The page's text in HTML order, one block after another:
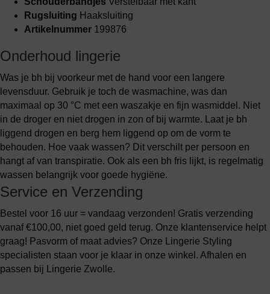
Rugsluiting Haaksluiting
Artikelnummer 199876
Onderhoud lingerie
Was je bh bij voorkeur met de hand voor een langere
levensduur. Gebruik je toch de wasmachine, was dan
maximaal op 30 °C met een waszakje en fijn wasmiddel. Niet
in de droger en niet drogen in zon of bij warmte. Laat je bh
liggend drogen en berg hem liggend op om de vorm te
behouden. Hoe vaak wassen? Dit verschilt per persoon en
hangt af van transpiratie. Ook als een bh fris lijkt, is regelmatig
wassen belangrijk voor goede hygiëne.
Service en Verzending
Bestel voor 16 uur = vandaag verzonden! Gratis verzending
vanaf €100,00, niet goed geld terug. Onze klantenservice helpt
graag! Pasvorm of maat advies? Onze Lingerie Styling
specialisten staan voor je klaar in onze winkel. Afhalen en
passen bij Lingerie Zwolle.